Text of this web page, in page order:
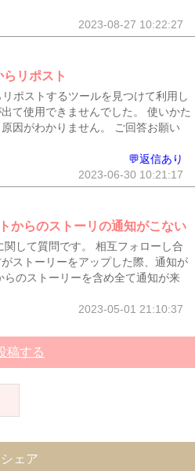
2023-08-27 10:22:27
リポスト
ポストするツールを見つけて利用し
て使用できませんでした。 使いかた
因がわかりません。 ご回答お願い
💬返信あり
2023-06-30 10:21:17
からのストーリの通知がこない
関して質問です。 相互フォローし合
ストーリーをアップした際、通知が
のストーリーを含め全て通知が来
2023-05-01 21:10:37
稿する
シェア